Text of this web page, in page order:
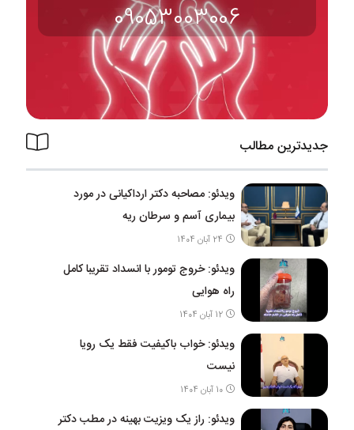
09053003006
جدیدترین مطالب
ویدئو: مصاحبه دکتر ارداکیانی در مورد
بیماری آسم و سرطان ریه
24 آبان 1404
ویدئو: خروج تومور با انسداد تقریبا کامل
راه هوایی
12 آبان 1404
ویدئو: خواب باکیفیت فقط یک رویا
نیست
10 آبان 1404
ویدئو: راز یک ویزیت بهینه در مطب دکتر